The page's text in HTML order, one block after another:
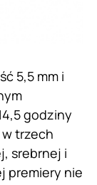
5,5 mm i
godziny
trzech
srebrnej i
premiery nie